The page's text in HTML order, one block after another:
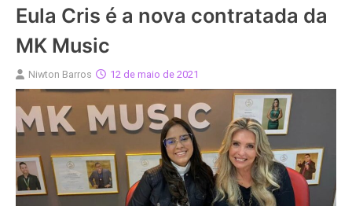
Eula Cris é a nova contratada da
MK Music
Niwton Barros 12 de maio de 2021